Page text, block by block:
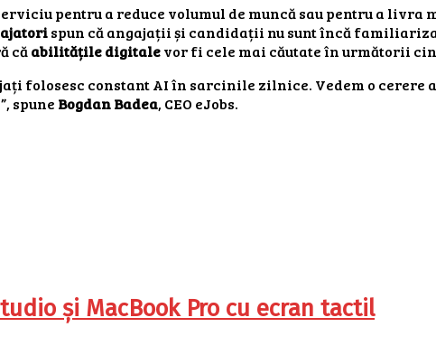
pentru a reduce volumul de muncă sau pentru a livra
spun că angajații și candidații nu sunt încă
căabilitățile digitalevor fi cele mai căutate în următorii
folosesc constant AI în sarcinile zilnice. Vedem o
spune Bogdan Badea, CEO eJobs.
și MacBook Pro cu ecran tactil